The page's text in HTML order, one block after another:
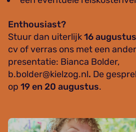
Enthousiast?
Stuur dan uiterlijk16 augustus
cv of verras ons met een
presentatie: Bianca Bolder,
b.bolder@kielzog.nl. De
op 19 en 20 augustus.